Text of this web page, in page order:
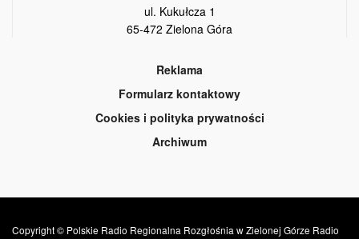
ul. Kukułcza 1
65-472 Zielona Góra
Reklama
Formularz kontaktowy
Cookies i polityka prywatności
Archiwum
Copyright © Polskie Radio Regionalna Rozgłośnia w Zielonej Górze Radio